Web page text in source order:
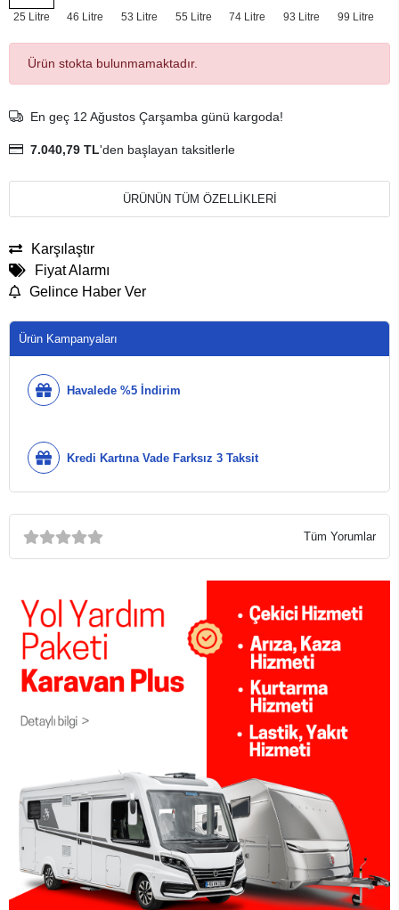
25 Litre 46 Litre 53 Litre 55 Litre 74 Litre 93 Litre 99 Litre
Ürün stokta bulunmamaktadır.
En geç 12 Ağustos Çarşamba günü kargoda!
7.040,79 TL'den başlayan taksitlerle
ÜRÜNÜN TÜM ÖZELLİKLERİ
Karşılaştır
Fiyat Alarmı
Gelince Haber Ver
Ürün Kampanyaları
Havalede %5 İndirim
Kredi Kartına Vade Farksız 3 Taksit
Tüm Yorumlar